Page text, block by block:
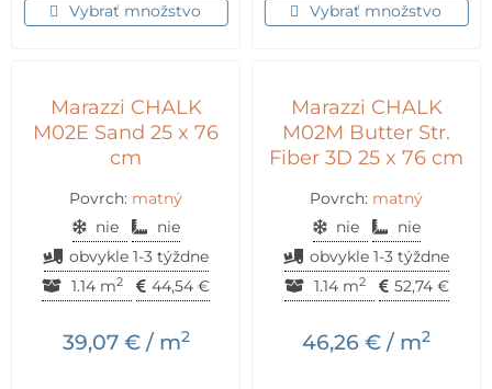
Vybrať množstvo Vybrať množstvo
Marazzi CHALK
M02E Sand 25 x 76
cm
Povrch: matný
nie
nie
obvykle 1-3 týždne
1.14 m2 44,54 €
39,07 €/ m2
Marazzi CHALK
M02M Butter Str.
Fiber 3D 25 x 76 cm
Povrch: matný
nie
nie
obvykle 1-3 týždne
1.14 m2 52,74 €
46,26 € / m2